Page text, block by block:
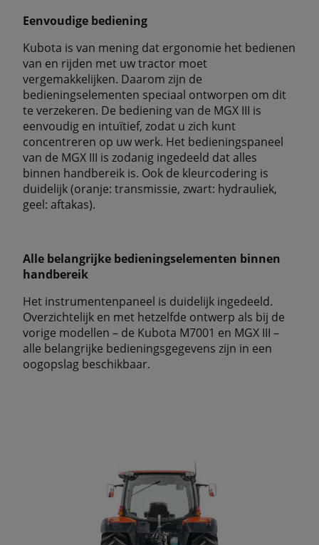
Eenvoudige bediening
Kubota is van mening dat ergonomie het bedienen
van en rijden met uw tractor moet
vergemakkelijken. Daarom zijn de
bedieningselementen speciaal ontworpen om dit
te verzekeren. De bediening van de MGX III is
eenvoudig en intuïtief, zodat u zich kunt
concentreren op uw werk. Het bedieningspaneel
van de MGX III is zodanig ingedeeld dat alles
binnen handbereik is. Ook de kleurcodering is
duidelijk (oranje: transmissie, zwart: hydrauliek,
geel: aftakas).
Alle belangrijke bedieningselementen binnen
handbereik
Het instrumentenpaneel is duidelijk ingedeeld.
Overzichtelijk en met hetzelfde ontwerp als bij de
vorige modellen – de Kubota M7001 en MGX III –
alle belangrijke bedieningsgegevens zijn in een
oogopslag beschikbaar.